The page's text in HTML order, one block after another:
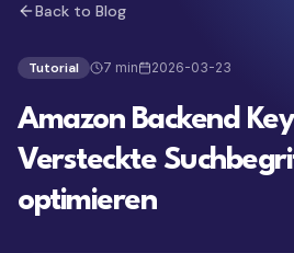
Home
PRODUCTS
6 strategies, real-time repricing
MyDealz Discord Bot
Listing Creator
Back to Blog
Tutorial 7 min 2026-03-23
Amazon Backend
Versteckte
optimieren